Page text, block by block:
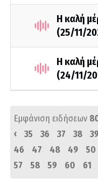
Η καλή
(25/11/
Η καλή
(24/11/
Εμφάνιση ειδήσεων
‹
35 36 37 38 39
46
47 48 49 50
57
58 59 60 61